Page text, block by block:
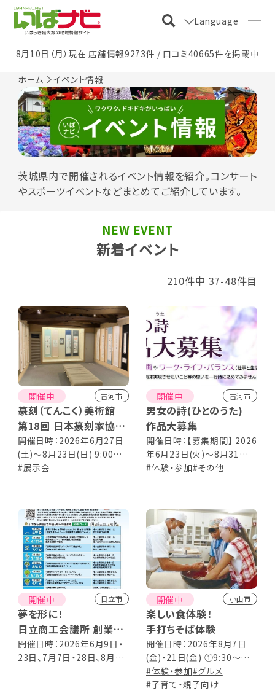
Language
8月10日（月）現在 店舗情報9273件 / 口コミ40665件を掲載中
ホーム イベント情報
茨城県内で開催されるイベント情報を紹介。コンサート
やスポーツイベントなどまとめてご紹介しています。
新着イベント
NEW EVENT
210件中 37-48件目
開催中 古河市
篆刻（てんこく）美術館
第18回 日本篆刻家協会
役員展
開催日時：2026年6月27日
(土)～8月23日(日) 9:00～
17:00 ※入館は16:30まで
#展示会
開催中 古河市
男女の詩(ひとのうた)
作品大募集
開催日時：【募集期間】 2026
年6月23日(火)～8月31日
(月) ※当日消印有効
#体験・参加#その他
開催中 日立市
夢を形に！
日立商工会議所 創業塾
2026 受講生募集
開催日時：2026年6月9日・
23日、7月7日・28日、8月4
開催中 小山市
楽しい食体験！
手打ちそば体験
開催日時：2026年8月7日
(金)・21日(金) ①9:30～
②13:00～
#体験・参加#グルメ
#子育て・親子向け